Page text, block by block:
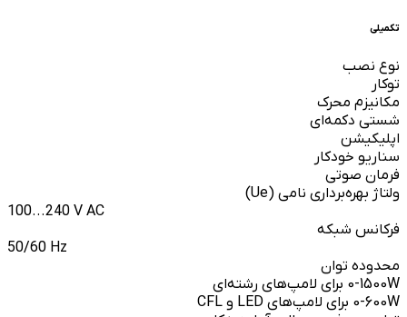
تکمیلی
نوع نصب
توکار
مکانیزم محرک
شستی دکمه‌ای
اپلیکیشن
سناریو خودکار
فرمان صوتی
ولتاژ بهره‌برداری نامی (Ue)
100...240 V AC
فرکانس شبکه
50/60 Hz
محدوده توان
0-1500W برای لامپ‌های رشته‌ای
0-600W برای لامپ‌های LED و CFL